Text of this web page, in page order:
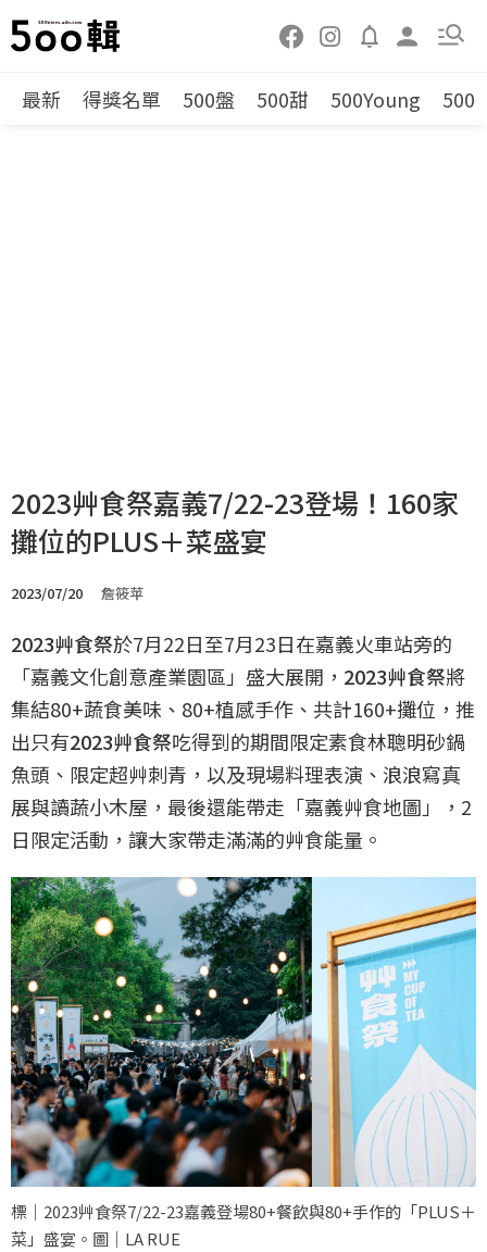
最新 得獎名單 500盤 500甜 500Young 500
2023艸食祭嘉義7/22-23登場！160家
攤位的PLUS＋菜盛宴
2023/07/20 詹筱苹
2023艸食祭於7月22日至7月23日在嘉義火車站旁的
「嘉義文化創意產業園區」盛大展開， 2023艸食祭將
集結80+蔬食美味、80+植感手作、共計160+攤位，推
出只有2023艸食祭吃得到的期間限定素食林聰明砂鍋
魚頭、限定超艸刺青，以及現場料理表演、浪浪寫真
展與讀蔬小木屋，最後還能帶走「嘉義艸食地圖」，2
日限定活動，讓大家帶走滿滿的艸食能量。
標｜2023艸食祭7/22-23嘉義登場80+餐飲與80+手作的「PLUS＋
菜」盛宴。圖｜LA RUE